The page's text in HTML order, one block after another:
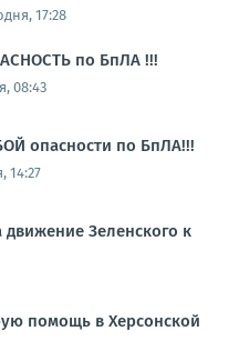
17:28
по БпЛА !!!
08:43
опасности по БпЛА!!!
14:27
движение Зеленского к
помощь в Херсонской